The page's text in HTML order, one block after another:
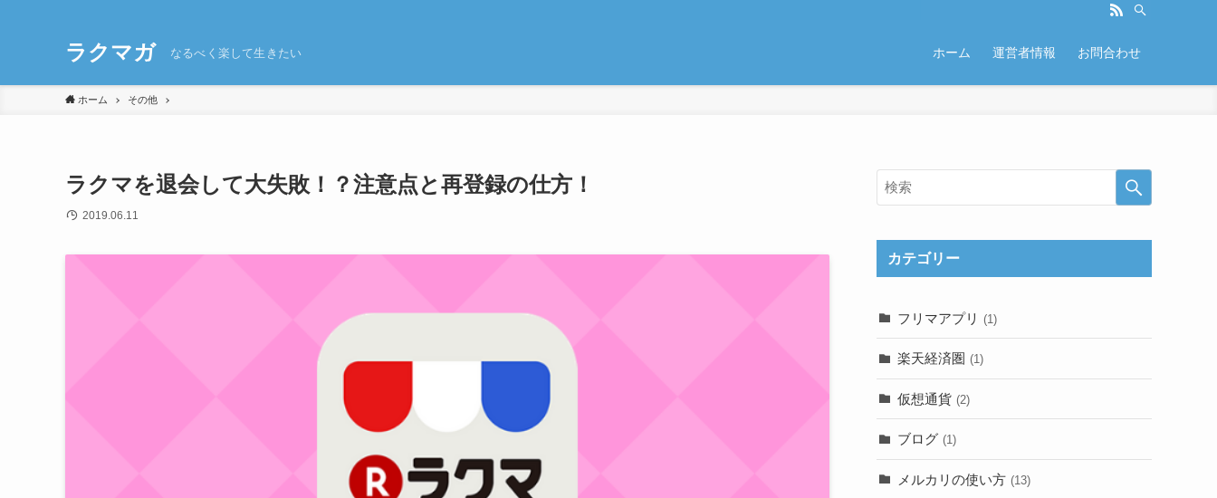
ラクマガ なるべく楽して生きたい ホーム 運営者情報 お問合わせ
ホーム その他
ラクマを退会して大失敗！？注意点と再登録の仕方！
2019.06.11
カテゴリー
フリマアプリ (1)
楽天経済圏 (1)
仮想通貨 (2)
ブログ (1)
メルカリの使い方 (13)